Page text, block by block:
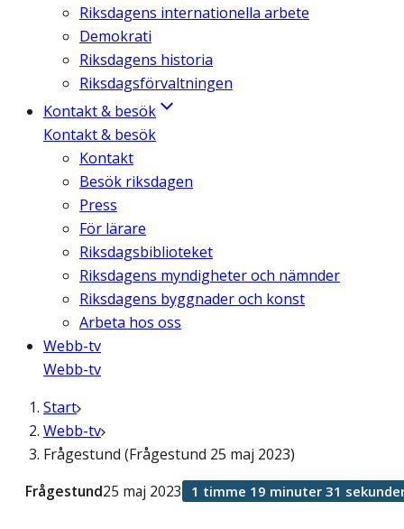
Riksdagens internationella arbete
Demokrati
Riksdagens historia
Riksdagsförvaltningen
Kontakt & besök
Kontakt & besök
Kontakt
Besök riksdagen
Press
För lärare
Riksdagsbiblioteket
Riksdagens myndigheter och nämnder
Riksdagens byggnader och konst
Arbeta hos oss
Webb-tv
Webb-tv
Start
Webb-tv
Frågestund (Frågestund 25 maj 2023)
Frågestund25 maj 2023 1 timme 19 minuter 31